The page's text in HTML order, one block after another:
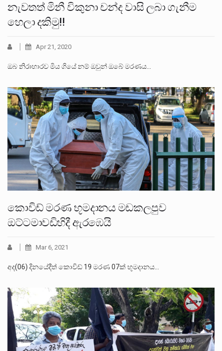
නැවතත් මිනී විකුනා චන්ද වාසි ලබා ගැනීම
හෙලා දකිමු!!
Apr 21, 2020
ඔබ නිරාහාරව මිය ගියේ නම් ඔවුන් ඔබේ මරණය…
කොවිඩ් මරණ භූමදානය මඩකලපුව
ඔට්ටමාවඩිහිදී ඇරඹෙයි
Mar 6, 2021
අද(06) දිනයේදීත් කොවිඩ් 19 මරණ 07ක් භූමදානය…